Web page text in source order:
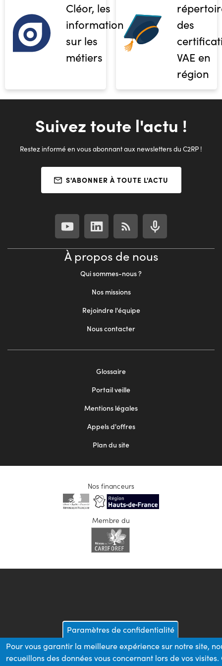
Cléor, les
informations
sur les
métiers
des
VAE en
région
Suivez toute l'actu !
Restez informé en vous abonnant aux newsletters du C2RP !
S'ABONNER À TOUTE L'ACTU
À propos de nous
Qui sommes-nous ?
Nos missions
Rejoindre l'équipe
Nous contacter
Glossaire
Portail veille
Mentions légales
Appels d'offres
Plan du site
Nos financeurs
Membre du
Paramètres de confidentialité
Pour vous garantir la meilleure expérience sur notre site,
recueillons des données vous concernant lors de vos visites.